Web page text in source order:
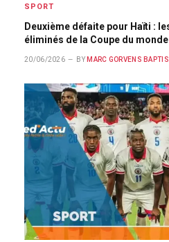
SPORT
Deuxième défaite pour Haïti :
éliminés de la Coupe du
20/06/2026 BY MARC GORVENS